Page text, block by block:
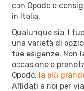
con Opodo e
in Italia.
Qualunque sia il
una varietà di
tue esigenze. Non
occasione e
Opodo, la più
Affidati a noi per